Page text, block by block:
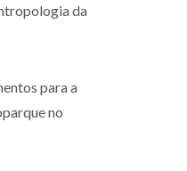
da
para a
no